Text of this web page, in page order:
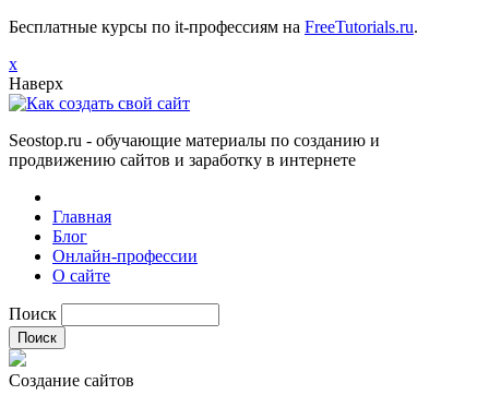
Бесплатные курсы по it-профессиям на FreeTutorials.ru.
х
Наверх
Seostop.ru - обучающие материалы по созданию и
продвижению сайтов и заработку в интернете
Главная
Блог
Онлайн-профессии
О сайте
Поиск
Создание сайтов